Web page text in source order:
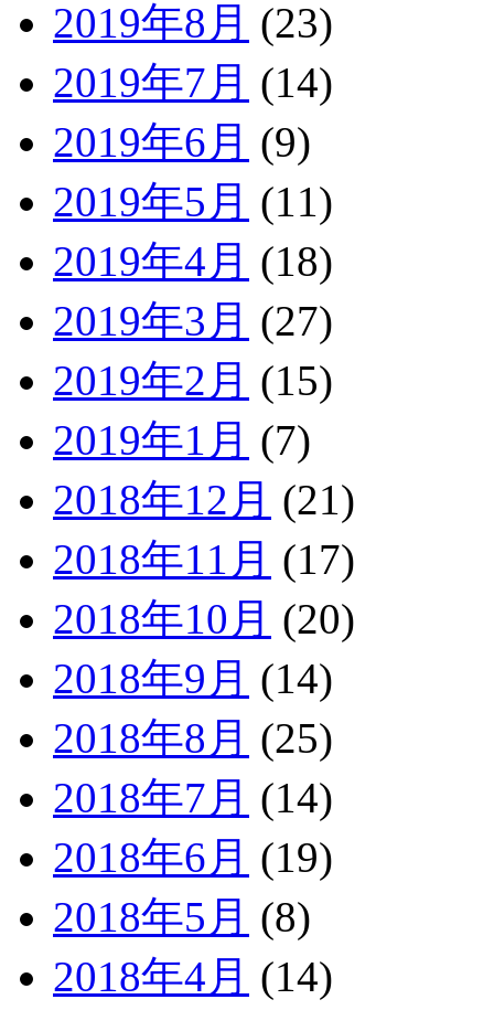
2019年8月 (23)
2019年7月 (14)
2019年6月 (9)
2019年5月 (11)
2019年4月 (18)
2019年3月 (27)
2019年2月 (15)
2019年1月 (7)
2018年12月 (21)
2018年11月 (17)
2018年10月 (20)
2018年9月 (14)
2018年8月 (25)
2018年7月 (14)
2018年6月 (19)
2018年5月 (8)
2018年4月 (14)